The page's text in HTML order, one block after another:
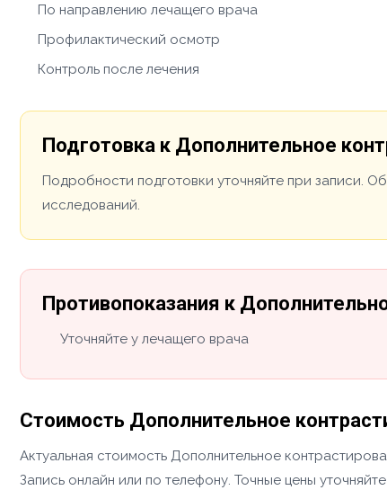
По направлению лечащего врача
Профилактический осмотр
Контроль после лечения
Подготовка к Дополнительное
Подробности подготовки уточняйте при записи.
исследований.
Противопоказания к
Уточняйте у лечащего врача
Стоимость Дополнительное
Актуальная стоимость Дополнительное
Запись онлайн или по телефону. Точные цены